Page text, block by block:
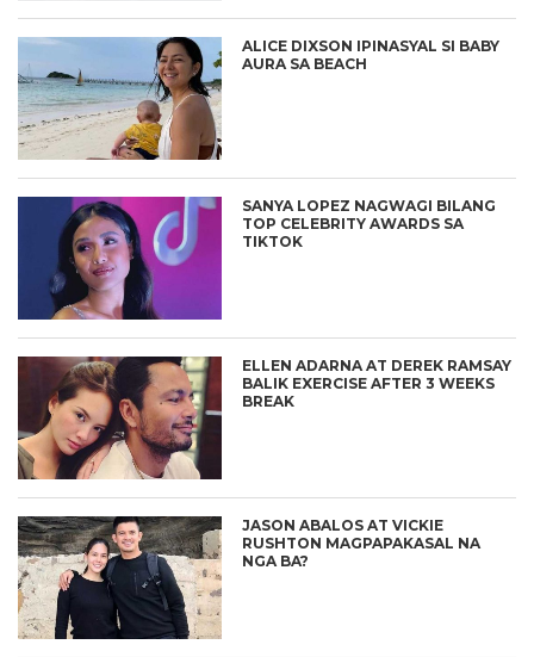
ALICE DIXSON IPINASYAL SI BABY
AURA SA BEACH
SANYA LOPEZ NAGWAGI BILANG
TOP CELEBRITY AWARDS SA
TIKTOK
ELLEN ADARNA AT DEREK RAMSAY
BALIK EXERCISE AFTER 3 WEEKS
BREAK
JASON ABALOS AT VICKIE
RUSHTON MAGPAPAKASAL NA
NGA BA?